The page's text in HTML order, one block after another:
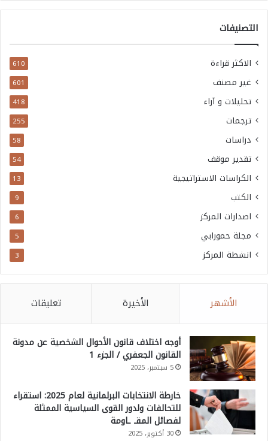
التصنيفات
الاكثر قراءة 610
غير مصنف 601
تحليلات و آراء 418
ترجمات 255
دراسات 58
تقدير موقف 54
الكراسات الاستراتيجية 13
الكتب 9
اصدارات المركز 6
مجلة حمورابي 5
انشطة المركز 3
الأشهر الأخيرة تعليقات
أوجه اختلاف قانون الأحوال الشخصية عن مدونة
القانون الجعفري / الجزء 1
5 سبتمبر، 2025
خارطة الانتخابات البرلمانية لعام 2025: استقراء
للتحالفات ولدور القوى السياسية الممثلة
لفصائل المقـ ـاومة
30 أكتوبر، 2025